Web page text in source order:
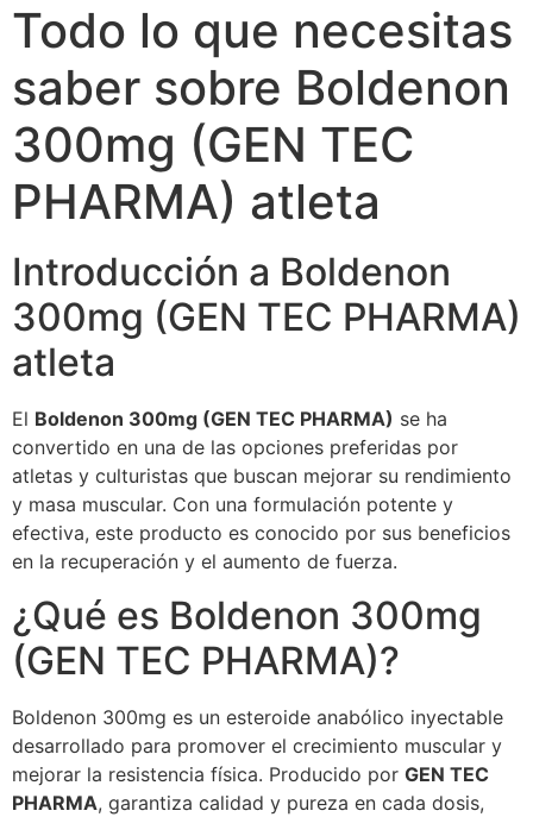
Todo lo que necesitas
saber sobre Boldenon
300mg (GEN TEC
PHARMA) atleta
Introducción a Boldenon
300mg (GEN TEC PHARMA)
atleta
El Boldenon 300mg (GEN TEC PHARMA) se ha
convertido en una de las opciones preferidas por
atletas y culturistas que buscan mejorar su rendimiento
y masa muscular. Con una formulación potente y
efectiva, este producto es conocido por sus beneficios
en la recuperación y el aumento de fuerza.
¿Qué es Boldenon 300mg
(GEN TEC PHARMA)?
Boldenon 300mg es un esteroide anabólico inyectable
desarrollado para promover el crecimiento muscular y
mejorar la resistencia física. Producido por GEN TEC
PHARMA, garantiza calidad y pureza en cada dosis,